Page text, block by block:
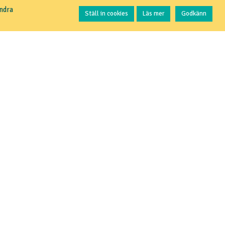
Ställ in cookies Läs mer Godkänn
Kontakta oss